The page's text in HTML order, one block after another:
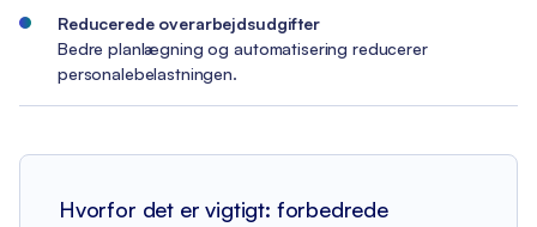
Reducerede overarbejdsudgifter
Bedre planlægning og automatisering reducerer
personalebelastningen.
Hvorfor det er vigtigt: forbedrede